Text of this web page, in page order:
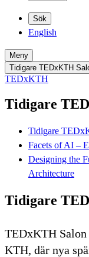
Sök
English
Meny
Tidigare TEDxKTH
TEDxKTH
Tidigare
Tidigare
Facets of AI –
Designing the
Architecture
Tidigare
TEDxKTH Salon
KTH, där nya